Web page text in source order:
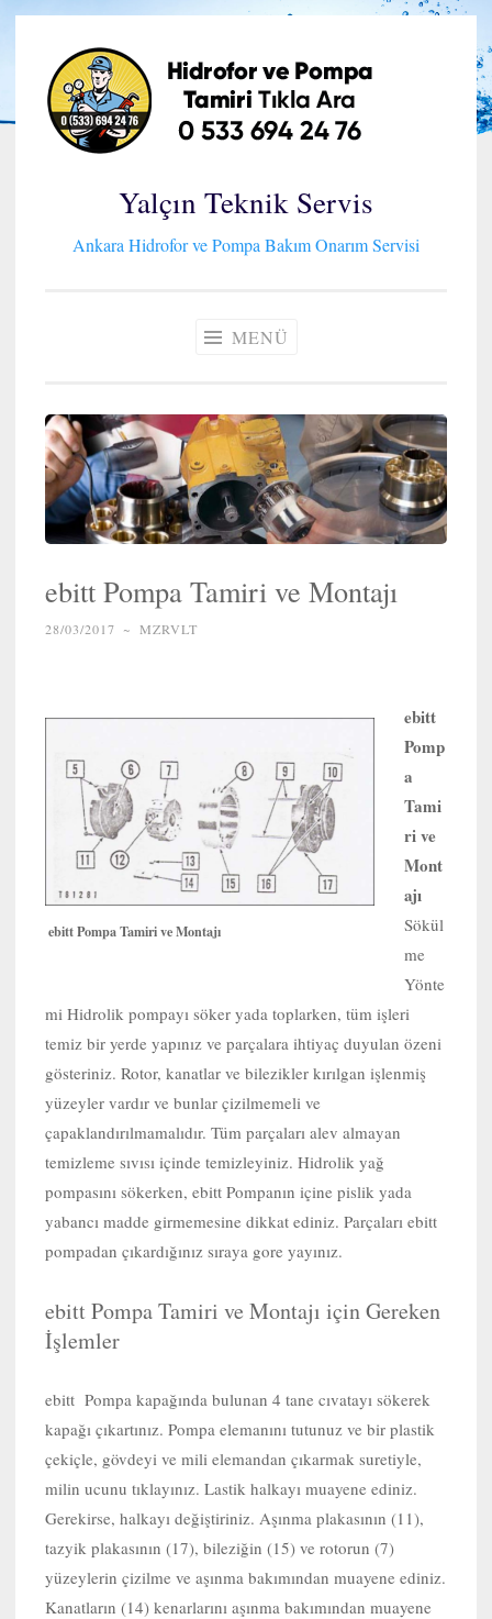
İçeriğe
geç
Yalçın Teknik Servis
Ankara Hidrofor ve Pompa Bakım Onarım Servisi
MENÜ
ebitt Pompa Tamiri ve Montajı
28/03/2017 ~ MZRVLT
ebitt Pompa Tamiri ve Montajı
ebitt
Pomp
a
Tami
ri ve
Mont
ajı
Sökül
me
Yönte
mi Hidrolik pompayı söker yada toplarken, tüm işleri
temiz bir yerde yapınız ve parçalara ihtiyaç duyulan özeni
gösteriniz. Rotor, kanatlar ve bilezikler kırılgan işlenmiş
yüzeyler vardır ve bunlar çizilmemeli ve
çapaklandırılmamalıdır. Tüm parçaları alev almayan
temizleme sıvısı içinde temizleyiniz. Hidrolik yağ
pompasını sökerken, ebitt Pompanın içine pislik yada
yabancı madde girmemesine dikkat ediniz. Parçaları ebitt
pompadan çıkardığınız sıraya gore yayınız.
ebitt Pompa Tamiri ve Montajı için Gereken
İşlemler
ebitt Pompa kapağında bulunan 4 tane cıvatayı sökerek
kapağı çıkartınız. Pompa elemanını tutunuz ve bir plastik
çekiçle, gövdeyi ve mili elemandan çıkarmak suretiyle,
milin ucunu tıklayınız. Lastik halkayı muayene ediniz.
Gerekirse, halkayı değiştiriniz. Aşınma plakasının (11),
tazyik plakasının (17), bileziğin (15) ve rotorun (7)
yüzeylerin çizilme ve aşınma bakımından muayene ediniz.
Kanatların (14) kenarlarını aşınma bakımından muayene